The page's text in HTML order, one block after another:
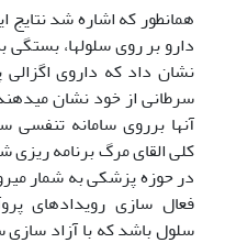
همان‫طور که اشاره شد
دارو بر روی
کلی القای مرگ برنامه
فعال سازی رویدادهای